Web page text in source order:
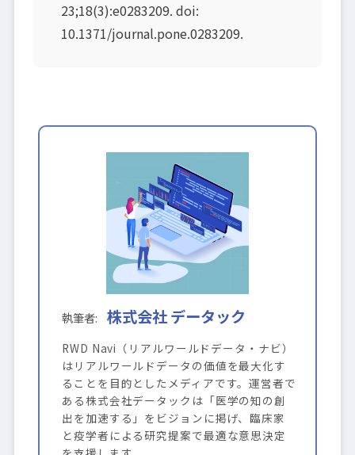
23;18(3):e0283209. doi:
10.1371/journal.pone.0283209.
株式会社 データック
RWD Navi（リアルワールドデータ・ナビ）
はリアルワールドデータの価値を最大化す
ることを目的としたメディアです。運営者で
ある株式会社データックは「医学の知の創
出を加速する」をビジョンに掲げ、臨床家
と疫学者による研究提案で最適な意思決定